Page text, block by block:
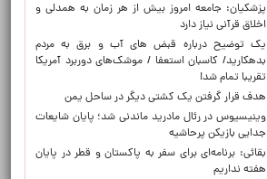
پزشکیان: جامعه امروز بیش از هر زمان به همدلی و
اخلاق قرآنی نیاز دارد
یک توضیح درباره قبض های آب و برق به مردم
بدهکارید/ کاسبان استعفا / موشک‌های دوربرد آمریکا
تقریبا تمام شد!
هدف قرار گرفتن یک کشتی دیگر در ساحل یمن
وینیسیوس در رئال مادرید ماندنی شد؛ پایان شایعات
جدایی بازیکن پرحاشیه
بقائی: برنامه‌ای برای سفر به پاکستان و قطر در پایان
هفته نداریم